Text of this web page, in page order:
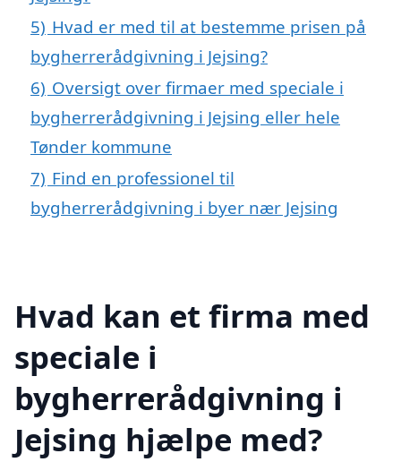
5) Hvad er med til at bestemme prisen på
bygherrerådgivning i Jejsing?
6) Oversigt over firmaer med speciale i
bygherrerådgivning i Jejsing eller hele
Tønder kommune
7) Find en professionel til
bygherrerådgivning i byer nær Jejsing
Hvad kan et firma med
speciale i
bygherrerådgivning i
Jejsing hjælpe med?